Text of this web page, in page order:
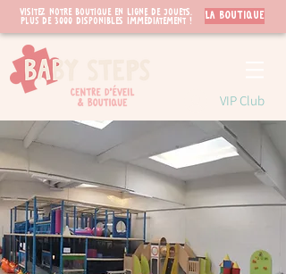
Visitez notre boutique en ligne de jouets.
PLUS de 3000 disponibles immédiatement !
LA BOUTIQUE
VIP Club